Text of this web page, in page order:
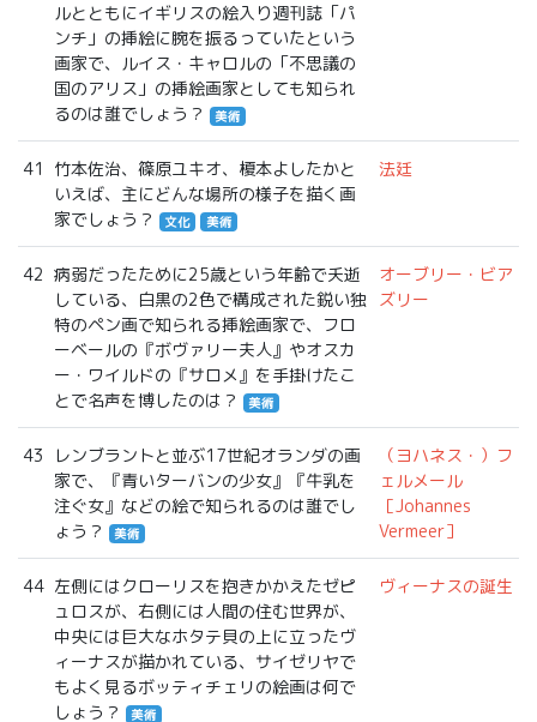
ルとともにイギリスの絵入り週刊誌「パ
ンチ」の挿絵に腕を振るっていたという
画家で、ルイス・キャロルの「不思議の
国のアリス」の挿絵画家としても知られ
るのは誰でしょう？
美術
41
竹本佐治、篠原ユキオ、榎本よしたかと
いえば、主にどんな場所の様子を描く画
家でしょう？
文化 美術
法廷
42 病弱だったために25歳という年齢で夭逝
している、白黒の2色で構成された鋭い独
特のペン画で知られる挿絵画家で、フロ
ーベールの『ボヴァリー夫人』やオスカ
ー・ワイルドの『サロメ』を手掛けたこ
とで名声を博したのは？
美術
オーブリー・ビア
ズリー
43
レンブラントと並ぶ17世紀オランダの画
家で、『青いターバンの少女』『牛乳を
注ぐ女』などの絵で知られるのは誰でし
ょう？
美術
（ヨハネス・）フ
ェルメール
［Johannes
Vermeer］
44 左側にはクローリスを抱きかかえたゼピ
ュロスが、右側には人間の住む世界が、
中央には巨大なホタテ貝の上に立ったヴ
ィーナスが描かれている、サイゼリヤで
もよく見るボッティチェリの絵画は何で
しょう？
美術
ヴィーナスの誕生